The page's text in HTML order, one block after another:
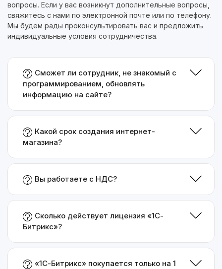
вопросы. Если у вас возникнут дополнительные вопросы,
свяжитесь с нами по электронной почте или по телефону.
Мы будем рады проконсультировать вас и предложить
индивидуальные условия сотрудничества.
Сможет ли сотрудник, не знакомый с
программированием, обновлять
информацию на сайте?
Какой срок создания интернет-
магазина?
Вы работаете с НДС?
Сколько действует лицензия «1С-
Битрикс»?
«1С-Битрикс» покупается только на 1